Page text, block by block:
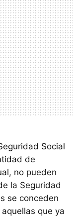
Social
de
no pueden
la Seguridad
se conceden
que ya